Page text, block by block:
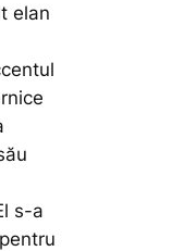
elan
s-a